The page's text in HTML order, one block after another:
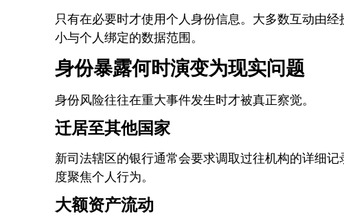
只有在必要时才使用个人身份信息。大多数互动由
小与个人绑定的数据范围。
身份暴露何时演变为现实问题
身份风险往往在重大事件发生时才被真正察觉。
迁居至其他国家
新司法辖区的银行通常会要求调取过往机构的详细
度聚焦个人行为。
大额资产流动